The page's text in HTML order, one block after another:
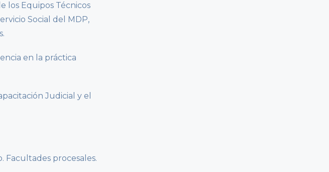
los Equipos Técnicos
Social del MDP,
en la práctica
Judicial y el
Facultades procesales.